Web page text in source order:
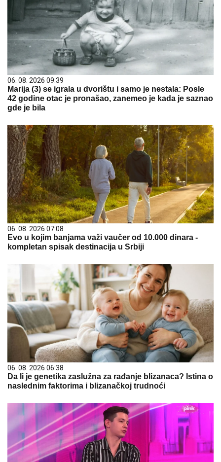
06. 08. 2026 09:39
Marija (3) se igrala u dvorištu i samo je nestala: Posle
42 godine otac je pronašao, zanemeo je kada je saznao
gde je bila
06. 08. 2026 07:08
Evo u kojim banjama važi vaučer od 10.000 dinara -
kompletan spisak destinacija u Srbiji
06. 08. 2026 06:38
Da li je genetika zaslužna za rađanje blizanaca? Istina o
naslednim faktorima i blizanačkoj trudnoći